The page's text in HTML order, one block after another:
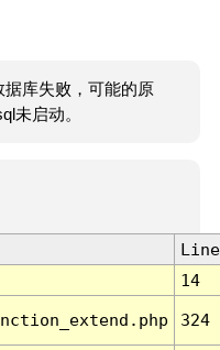
据库失败，可能的原
未启动。
Line
14
324